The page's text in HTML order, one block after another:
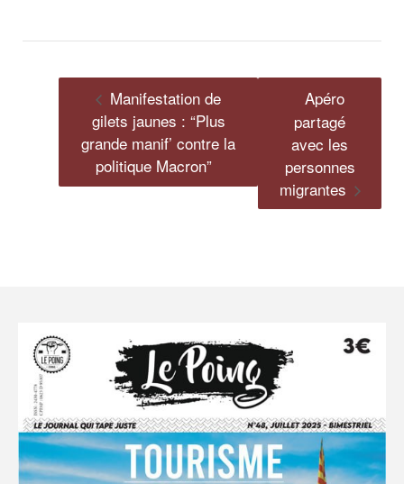
Manifestation de
gilets jaunes : “Plus
grande manif’ contre la
politique Macron”
Apéro
partagé
avec les
personnes
migrantes